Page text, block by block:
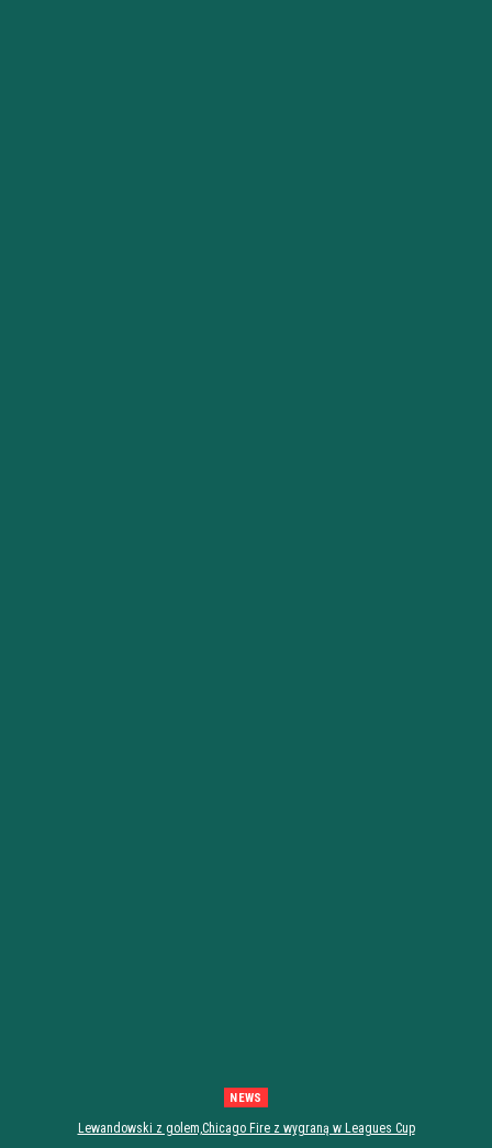
NEWS
Lewandowski z golem,Chicago Fire z wygraną w Leagues Cup